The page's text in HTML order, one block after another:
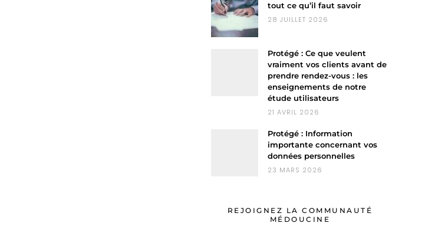
tout ce qu’il faut savoir
28 JUILLET 2026
Protégé : Ce que veulent
vraiment vos clients avant de
prendre rendez-vous : les
enseignements de notre
étude utilisateurs
21 AVRIL 2026
Protégé : Information
importante concernant vos
données personnelles
23 MARS 2026
REJOIGNEZ LA COMMUNAUTÉ
MÉDOUCINE